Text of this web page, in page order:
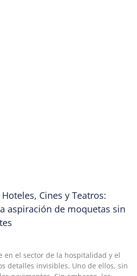
Cines y Teatros:
aspiración de moquetas sin
en el sector de la hospitalidad y el
detalles invisibles. Uno de ellos, sin